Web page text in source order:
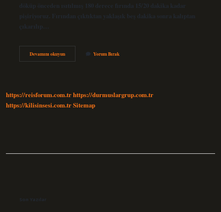
döküp önceden ısıtılmış 180 derece fırında 15/20 dakika kadar
pişiriyoruz. Fırından çıktıktan yaklaşık beş dakika sonra kalıptan
çıkarılıp…
Devamını okuyunKekin
Üstüne
Yorum Bırak
https://reisforum.com.trhttps://durmuslargrup.com.tr
https://kilisinsesi.com.trSitemap
Son Yazılar